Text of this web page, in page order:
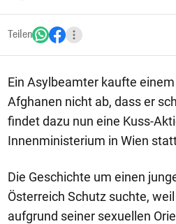
Teilen
Ein Asylbeamter kaufte
Afghanen nicht ab, dass er
findet dazu nun eine Kuss-
Innenministerium in Wien
Die Geschichte um einen
Österreich Schutz suchte,
aufgrund seiner sexuellen